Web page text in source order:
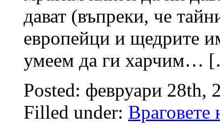
дават (въпреки, че
европейци и щедрите
умеем да ги харчим…
Posted: февруари 28th,
Filled under: Враговете